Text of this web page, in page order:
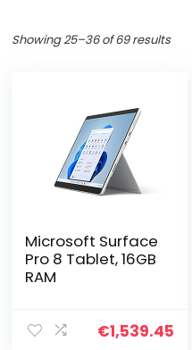
Showing 25–36 of 69 results
Microsoft Surface
Pro 8 Tablet, 16GB
RAM
€1,539.45